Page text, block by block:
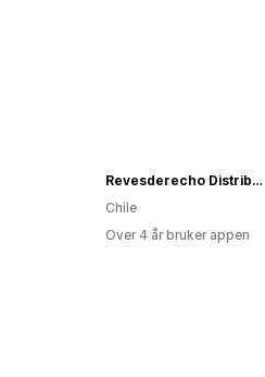
Revesderecho Distribuidor
Chile
Over 4 år bruker appen